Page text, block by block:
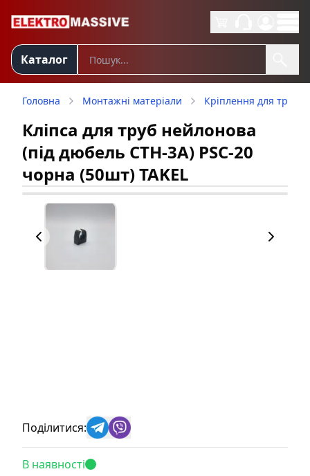
Каталог
Головна Монтажні матеріали Кріплення для труб
Кліпса для труб нейлонова
(під дюбель CTH-3A) PSC-20
чорна (50шт) TAKEL
Поділитися:
В наявності